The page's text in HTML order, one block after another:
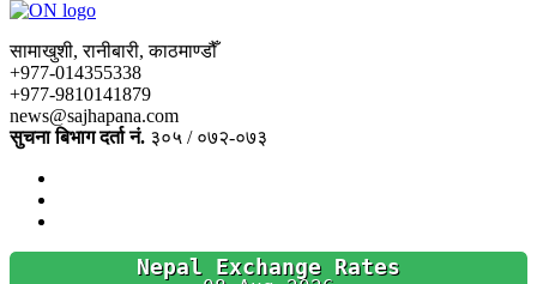
सामाखुशी, रानीबारी, काठमाण्डौँ
+977-014355338
+977-9810141879
news@sajhapana.com
सुचना बिभाग दर्ता नं. ३०५ / ०७२-०७३